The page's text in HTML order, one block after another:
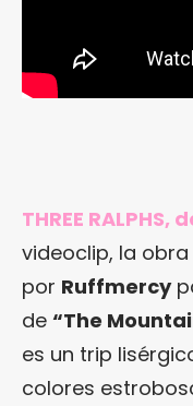
THREE RALPHS,
videoclip, la
por Ruffmercy
de “The
es un trip
colores